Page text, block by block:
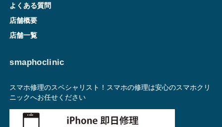
よくある質問
店舗概要
店舗一覧
smaphoclinic
スマホ修理のスペシャリスト！スマホの修理は安心のスマホクリ
ニックへお任せください